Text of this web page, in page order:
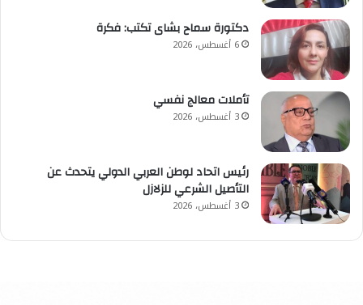
دكتورة سماح بشاى تكتب: فكرة
6 أغسطس، 2026
تأملات معالج نفسي
3 أغسطس، 2026
رئيس اتحاد لوطن العربي الدولي يتحدث عن
التأصيل الشرعي للزلازل
3 أغسطس، 2026